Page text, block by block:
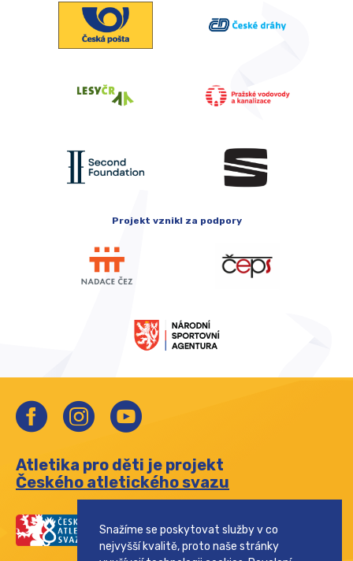
Projekt vznikl za podpory
Atletika pro děti je projekt
Českého atletického svazu
Snažíme se poskytovat služby v co
nejvyšší kvalitě, proto naše stránky